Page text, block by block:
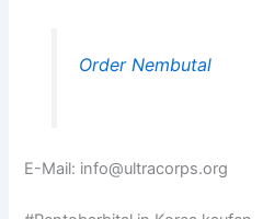
Order Nembutal
E-Mail: info@ultracorps.org